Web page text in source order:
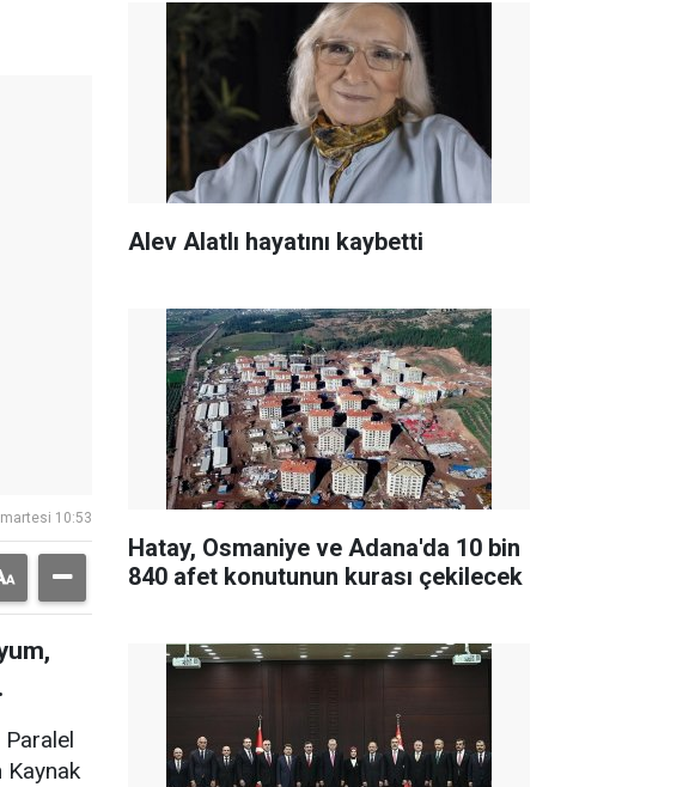
10:53
Paralel
Kaynak
Alev Alatlı hayatını kaybetti
Hatay, Osmaniye ve Adana'da 10 bin
840 afet konutunun kurası çekilecek